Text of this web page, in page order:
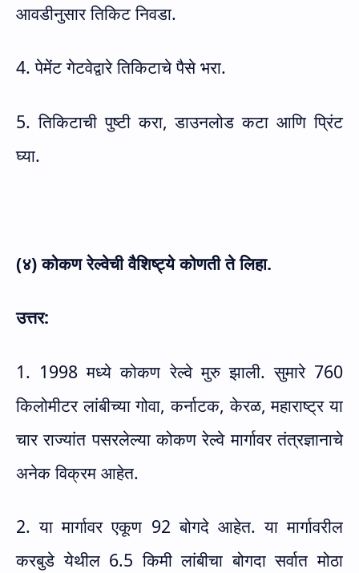
आवडीनुसार तिकिट निवडा.
4. पेमेंट गेटवेद्वारे तिकिटाचे पैसे भरा.
5. तिकिटाची पुष्टी करा,डाउनलोड कटा आणि प्रिंट
घ्या.
(४) कोकण रेल्वेची वैशिष्ट्ये कोणती ते लिहा.
उत्तर:
1. 1998 मध्ये कोकण रेल्वे मुरु झाली. सुमारे 760
किलोमीटर लांबीच्या गोवा, कर्नाटक,केरळ,महाराष्ट्र या
चार राज्यांत पसरलेल्या कोकण रेल्वे मार्गावर तंत्रज्ञानाचे
अनेक विक्रम आहेत.
2. या मार्गावर एकूण 92 बोगदे आहेत. या मार्गावरील
करबुडे येथील 6.5 किमी लांबीचा बोगदा सर्वात मोठा